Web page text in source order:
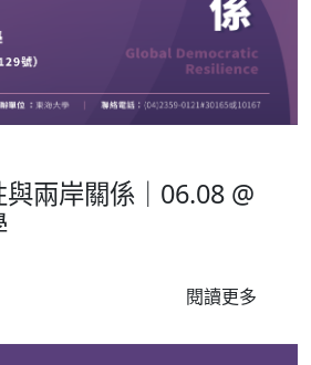
兩岸關係｜06.08 @
閱讀更多